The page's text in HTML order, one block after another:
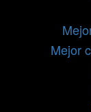
Mejor